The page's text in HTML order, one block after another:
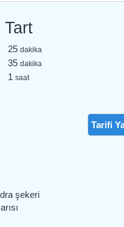
Tart
25dakika
dakika
35dakika
dakika
1saat
saat
Tarifi
şekeri